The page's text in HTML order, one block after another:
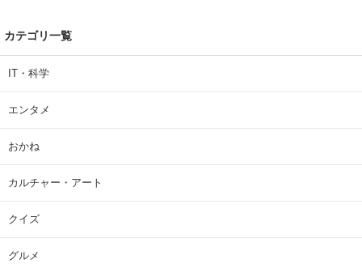
カテゴリ一覧
IT・科学
エンタメ
おかね
カルチャー・アート
クイズ
グルメ